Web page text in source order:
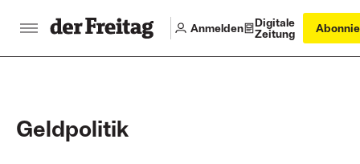
Anmelden
Digitale
Zeitung
Geldpolitik